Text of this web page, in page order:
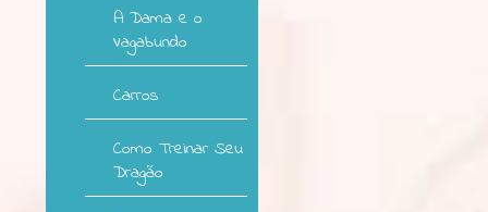
A Dama e o
Vagabundo
Carros
Como Treinar Seu
Dragão